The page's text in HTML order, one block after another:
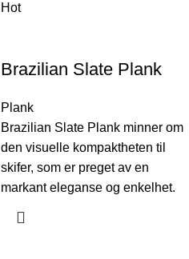
Hot
Brazilian Slate Plank
Plank
Brazilian Slate Plank minner om
den visuelle kompaktheten til
skifer, som er preget av en
markant eleganse og enkelhet.